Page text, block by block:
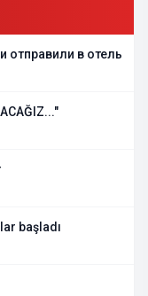
отправили в отель
başladı